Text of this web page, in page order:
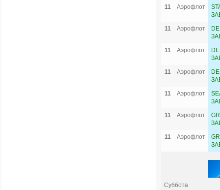
11
Аэрофлот
11
Аэрофлот
11
Аэрофлот
11
Аэрофлот
11
Аэрофлот
11
Аэрофлот
11
Аэрофлот
Суббота